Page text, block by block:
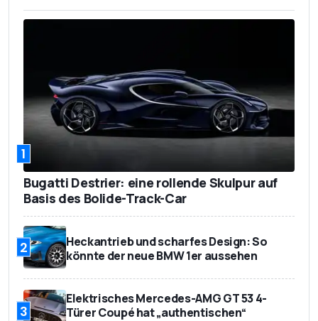
1
Bugatti Destrier: eine rollende Skulpur auf
Basis des Bolide-Track-Car
2
Heckantrieb und scharfes Design: So
könnte der neue BMW 1er aussehen
3
Elektrisches Mercedes-AMG GT 53 4-
Türer Coupé hat „authentischen“